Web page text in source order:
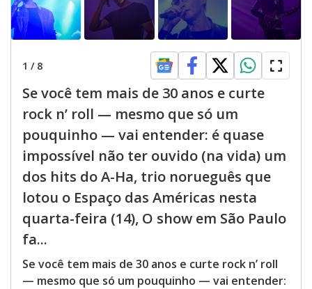
1 / 8
Se você tem mais de 30 anos e curte
rock n’ roll — mesmo que só um
pouquinho — vai entender: é quase
impossível não ter ouvido (na vida) um
dos hits do A-Ha, trio norueguês que
lotou o Espaço das Américas nesta
quarta-feira (14), O show em São Paulo
fa...
Se você tem mais de 30 anos e curte rock n’ roll
— mesmo que só um pouquinho — vai entender: